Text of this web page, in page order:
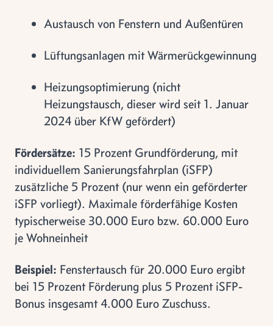
Austausch von Fenstern und Außentüren
Lüftungsanlagen mit Wärmerückgewinnung
Heizungsoptimierung (nicht
Heizungstausch, dieser wird seit 1. Januar
2024 über KfW gefördert)
Fördersätze: 15 Prozent Grundförderung, mit
individuellem Sanierungsfahrplan (iSFP)
zusätzliche 5 Prozent (nur wenn ein geförderter
iSFP vorliegt). Maximale förderfähige Kosten
typischerweise 30.000 Euro bzw. 60.000 Euro
je Wohneinheit
Beispiel: Fenstertausch für 20.000 Euro ergibt
bei 15 Prozent Förderung plus 5 Prozent iSFP-
Bonus insgesamt 4.000 Euro Zuschuss.